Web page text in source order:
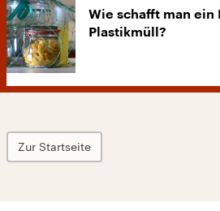
Wie schafft man ein
Plastikmüll?
Zur Startseite